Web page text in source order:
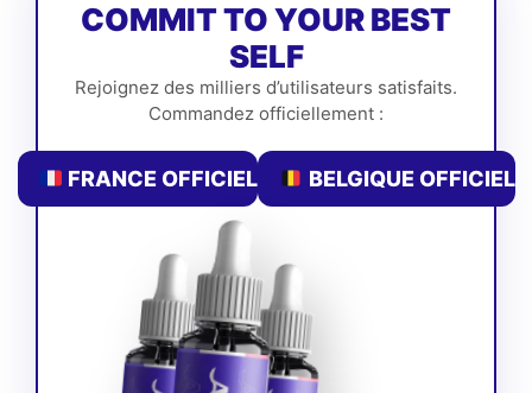
COMMIT TO YOUR BEST
SELF
Rejoignez des milliers d’utilisateurs satisfaits.
Commandez officiellement :
FRANCE OFFICIEL BELGIQUE OFFICIEL